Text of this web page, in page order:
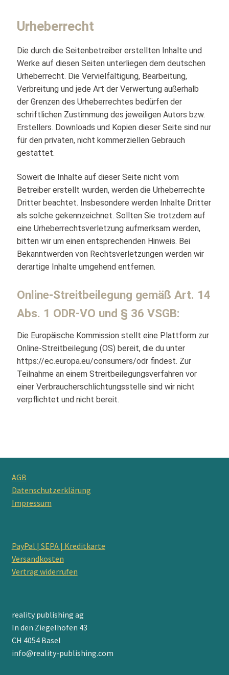
Urheberrecht
Die durch die Seitenbetreiber erstellten Inhalte und
Werke auf diesen Seiten unterliegen dem deutschen
Urheberrecht. Die Vervielfältigung, Bearbeitung,
Verbreitung und jede Art der Verwertung außerhalb
der Grenzen des Urheberrechtes bedürfen der
schriftlichen Zustimmung des jeweiligen Autors bzw.
Erstellers. Downloads und Kopien dieser Seite sind nur
für den privaten, nicht kommerziellen Gebrauch
gestattet.
Soweit die Inhalte auf dieser Seite nicht vom
Betreiber erstellt wurden, werden die Urheberrechte
Dritter beachtet. Insbesondere werden Inhalte Dritter
als solche gekennzeichnet. Sollten Sie trotzdem auf
eine Urheberrechtsverletzung aufmerksam werden,
bitten wir um einen entsprechenden Hinweis. Bei
Bekanntwerden von Rechtsverletzungen werden wir
derartige Inhalte umgehend entfernen.
Online-Streitbeilegung gemäß Art. 14
Abs. 1 ODR-VO und § 36 VSGB:
Die Europäische Kommission stellt eine Plattform zur
Online-Streitbeilegung (OS) bereit, die du unter
https://ec.europa.eu/consumers/odr findest. Zur
Teilnahme an einem Streitbeilegungsverfahren vor
einer Verbraucherschlichtungsstelle sind wir nicht
verpflichtet und nicht bereit.
AGB
Datenschutzerklärung
Impressum
PayPal | SEPA | Kreditkarte
Versandkosten
Vertrag widerrufen
reality publishing ag
In den Ziegelhöfen 43
CH 4054 Basel
info@reality-publishing.com